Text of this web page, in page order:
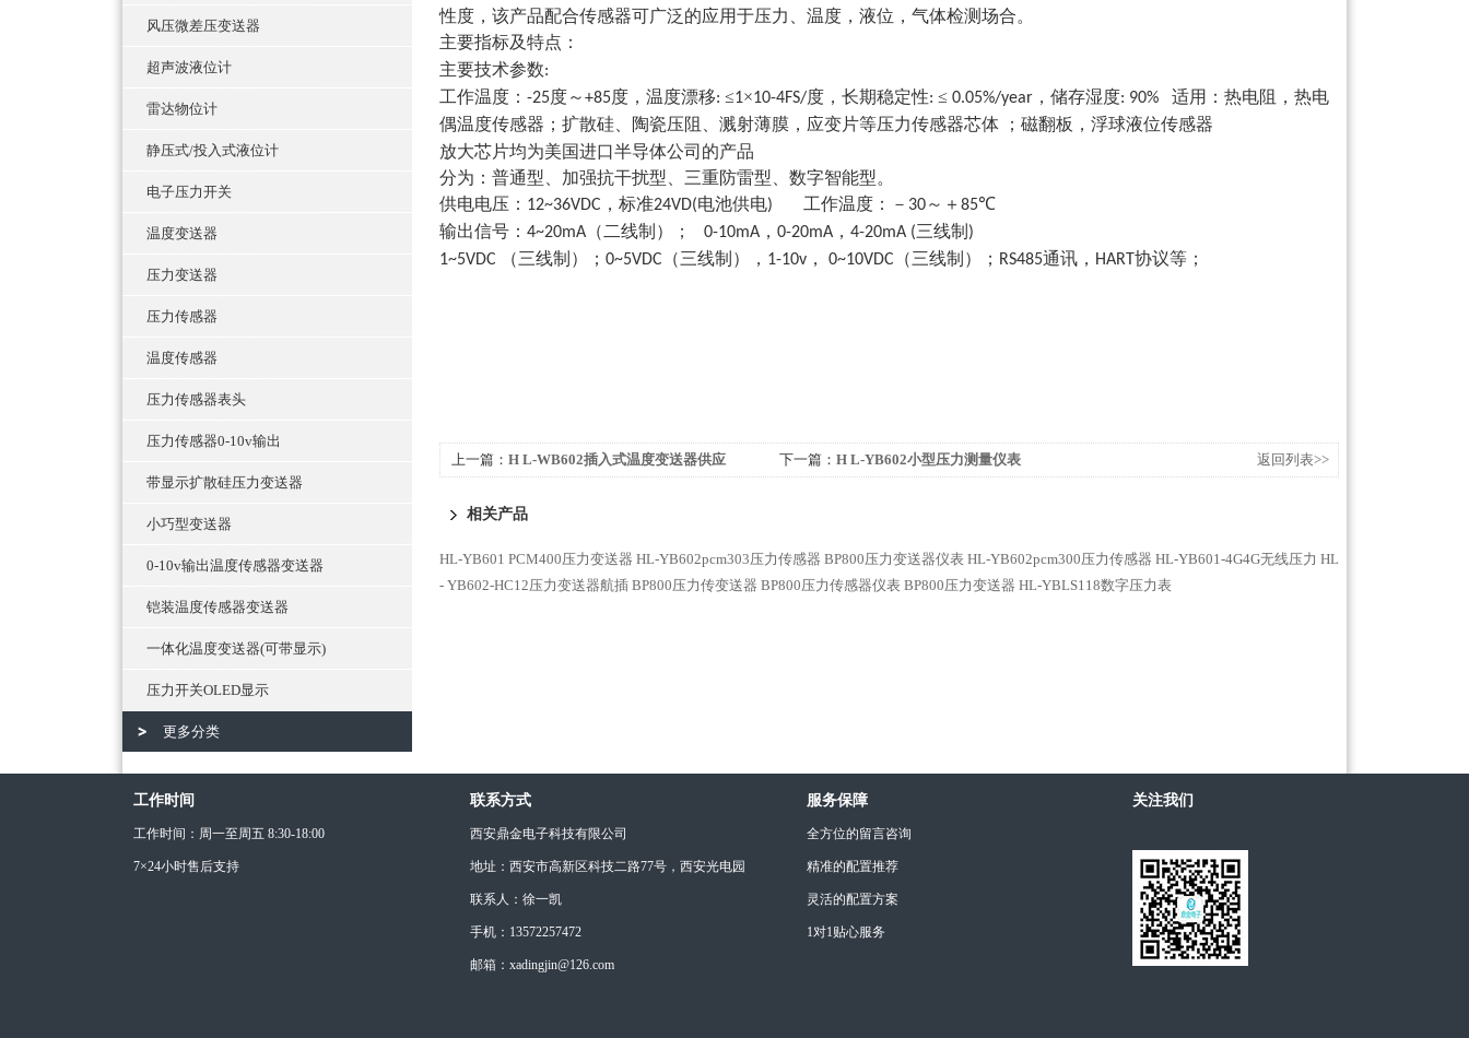
风压微差压变送器
超声波液位计
雷达物位计
静压式/投入式液位计
电子压力开关
温度变送器
压力变送器
压力传感器
温度传感器
压力传感器表头
压力传感器0-10v输出
带显示扩散硅压力变送器
小巧型变送器
0-10v输出温度传感器变送器
铠装温度传感器变送器
一体化温度变送器(可带显示)
压力开关OLED显示
更多分类
性度，该产品配合传感器可广泛的应用于压力、温度，液位，气体检测场合。
主要指标及特点：
主要技术参数:
工作温度： -25度～+85度，温度漂移: ≤1×10-4FS/度，长期稳定性: ≤ 0.05%/year ，储存湿度: 90% 适用：热电阻，热电
偶温度传感器；扩散硅、陶瓷压阻、溅射薄膜，应变片等压力传感器芯体
；磁翻板，浮球液位传感器
放大芯片均为美国进口半导体公司的产品
分为：普通型、加强抗干扰型、三重防雷型、数字智能型。
供电电压： 12~36VDC ，标准24VD(电池供电) 工作温度：－ 30～＋85℃
输出信号： 4~20mA （二线制）； 0-10mA ， 0-20mA ， 4-20mA (三线制 )
1~5VDC
（三线制）； 0~5VDC （三线制）， 1-10v ， 0~10VDC （三线制）； RS485通讯， HART 协议等；
上一篇： H L-WB602插入式温度变送器供应 下一篇： H L-YB602小型压力测量仪表 返回列表>>
相关产品
HL-YB601 PCM400压力变送器 HL-YB602pcm303压力传感器 BP800压力变送器仪表 HL-YB602pcm300压力传感器 HL-YB601-4G4G无线压力 HL
- YB602-HC12压力变送器航插 BP800压力传变送器 BP800压力传感器仪表 BP800压力变送器 HL-YBLS118数字压力表
工作时间
工作时间：周一至周五 8:30-18:00
7×24小时售后支持
联系方式
西安鼎金电子科技有限公司
地址：西安市高新区科技二路77号，西安光电园
联系人：徐一凯
手机：13572257472
邮箱：xadingjin@126.com
服务保障
全方位的留言咨询
精准的配置推荐
灵活的配置方案
1对1贴心服务
关注我们